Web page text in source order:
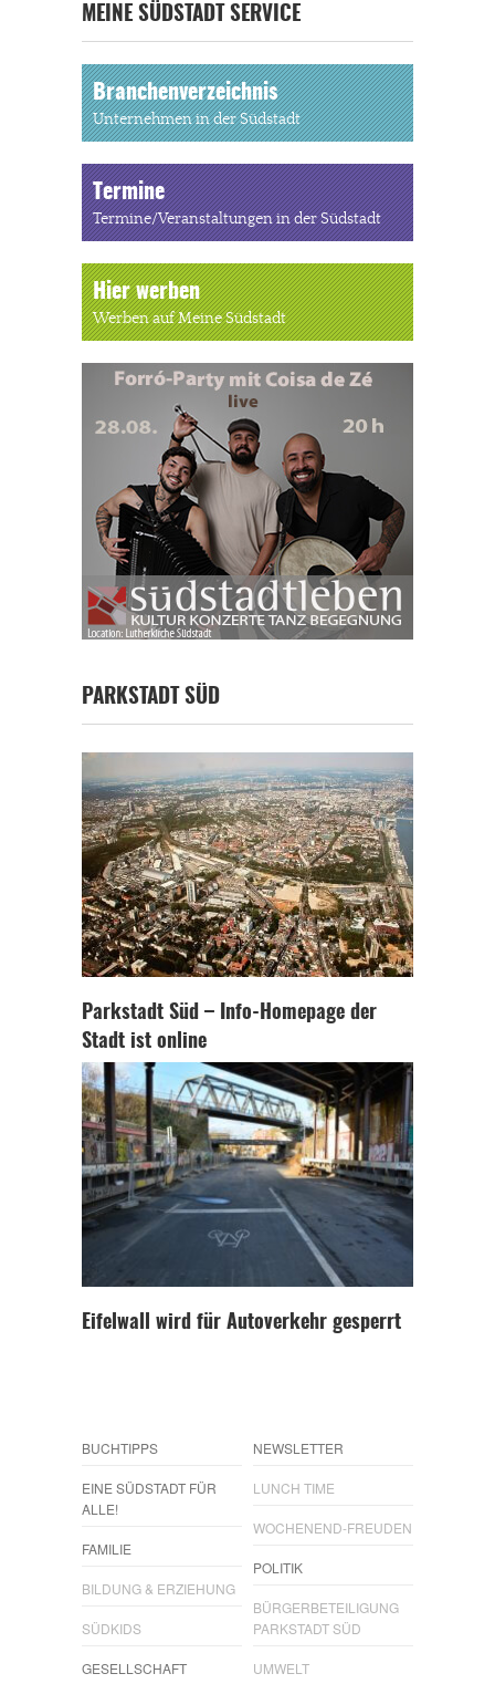
MEINE SÜDSTADT SERVICE
Branchenverzeichnis
Unternehmen in der Südstadt
Termine
Termine/Veranstaltungen in der Südstadt
Hier werben
Werben auf Meine Südstadt
PARKSTADT SÜD
Parkstadt Süd – Info-Homepage der
Stadt ist online
Eifelwall wird für Autoverkehr gesperrt
BUCHTIPPS
EINE SÜDSTADT FÜR
ALLE!
FAMILIE
BILDUNG & ERZIEHUNG
SÜDKIDS
GESELLSCHAFT
NEWSLETTER
LUNCH TIME
WOCHENEND-FREUDEN
POLITIK
BÜRGERBETEILIGUNG
PARKSTADT SÜD
UMWELT